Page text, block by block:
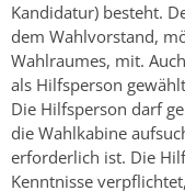
Kandidatur) besteht.
dem Wahlvorstand,
Wahlraumes, mit.
als Hilfsperson
Die Hilfsperson darf
die Wahlkabine
erforderlich ist. Die
Kenntnisse